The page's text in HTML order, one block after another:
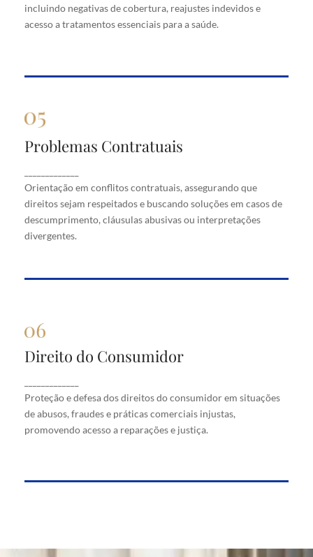
incluindo negativas de cobertura, reajustes indevidos e
acesso a tratamentos essenciais para a saúde.
saúde.
Problemas Contratuais
Orientação em conflitos contratuais, assegurando que
direitos sejam respeitados e buscando soluções em casos de
descumprimento, cláusulas abusivas ou interpretações
divergentes.
Problemas Contratuais
que direitos sejam respeitados e buscando soluções
em casos de descumprimento, cláusulas abusivas
ou interpretações divergentes.
Direito do Consumidor
Proteção e defesa dos direitos do consumidor em situações
de abusos, fraudes e práticas comerciais injustas,
promovendo acesso a reparações e justiça.
Direito do Consumidor
situações de abusos, fraudes e práticas comerciais
injustas, promovendo acesso a reparações e justiça.